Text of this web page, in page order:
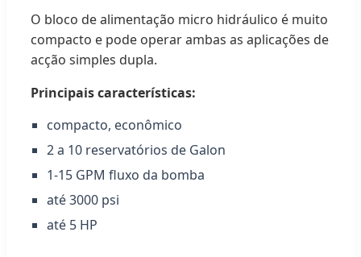
O bloco de alimentação micro hidráulico é muito
compacto e pode operar ambas as aplicações de
acção simples dupla.
Principais características:
compacto, econômico
2 a 10 reservatórios de Galon
1-15 GPM fluxo da bomba
até 3000 psi
até 5 HP